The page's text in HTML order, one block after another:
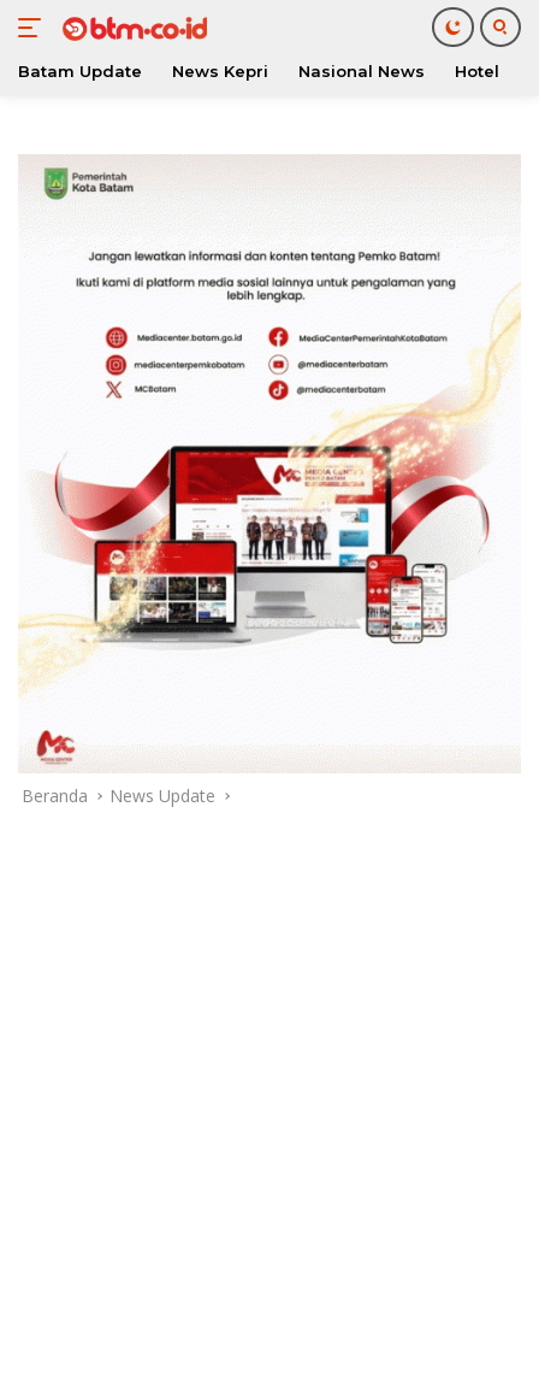
konten
Batam Update News Kepri Nasional News Hotel
Beranda News Update